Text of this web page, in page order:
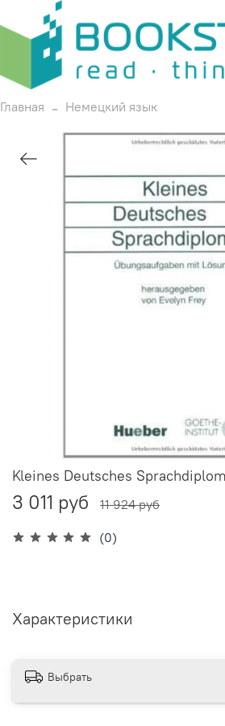
Главная Немецкий язык
(0)
Kleines Deutsches
3 011 руб 11 924 руб
Характеристики
Выбрать